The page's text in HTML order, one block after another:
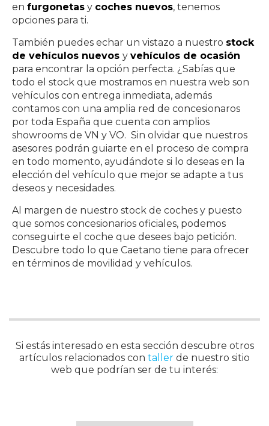
en furgonetas y coches nuevos, tenemos
opciones para ti.
También puedes echar un vistazo a nuestro stock
de vehículos nuevos y vehículos de ocasión
para encontrar la opción perfecta. ¿Sabías que
todo el stock que mostramos en nuestra web son
vehículos con entrega inmediata, además
contamos con una amplia red de concesionaros
por toda España que cuenta con amplios
showrooms de VN y VO. Sin olvidar que nuestros
asesores podrán guiarte en el proceso de compra
en todo momento, ayudándote si lo deseas en la
elección del vehículo que mejor se adapte a tus
deseos y necesidades.
Al margen de nuestro stock de coches y puesto
que somos concesionarios oficiales, podemos
conseguirte el coche que desees bajo petición.
Descubre todo lo que Caetano tiene para ofrecer
en términos de movilidad y vehículos.
Si estás interesado en esta sección descubre otros
artículos relacionados con taller de nuestro sitio
web que podrían ser de tu interés: